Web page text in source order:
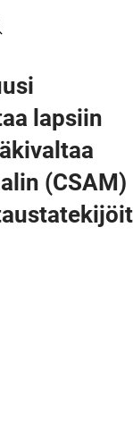
lapsiin
(CSAM)